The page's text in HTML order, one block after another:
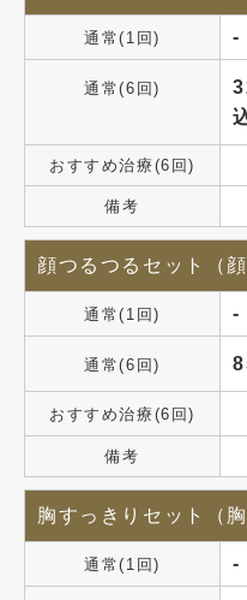
通常(1回) -
通常(6回)
おすすめ治療(6回)
備考
顔つるつるセット（
通常(1回) -
通常(6回)
おすすめ治療(6回)
備考
胸すっきりセット（
通常(1回) -